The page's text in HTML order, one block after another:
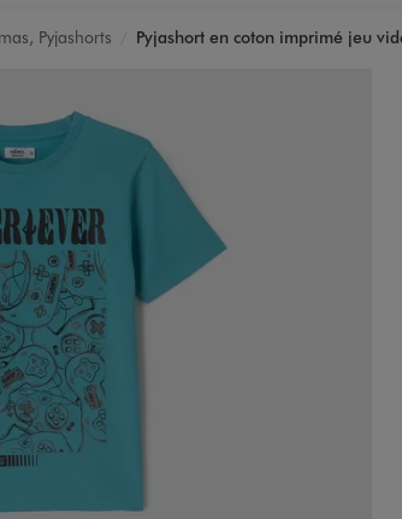
Pyjashorts Pyjashort en coton imprimé jeu